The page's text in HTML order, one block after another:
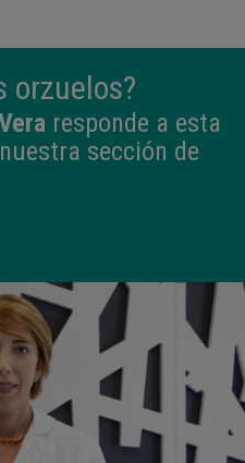
orzuelos?
responde a esta
sección de